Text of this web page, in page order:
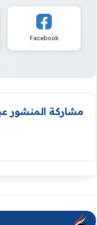
Facebook
مشاركة المنشور